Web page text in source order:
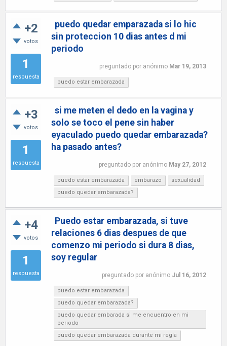
+2
votos
1
respuesta
puedo quedar emparazada si lo hic
sin proteccion 10 dias antes d mi
periodo
preguntado por anónimo Mar 19, 2013
puedo estar embarazada
+3
votos
1
respuesta
si me meten el dedo en la vagina y
solo se toco el pene sin haber
eyaculado puedo quedar embarazada?
ha pasado antes?
preguntado por anónimo May 27, 2012
puedo estar embarazada embarazo
sexualidad
puedo quedar embarazada?
+4
votos
1
respuesta
Puedo estar embarazada, si tuve
relaciones 6 dias despues de que
comenzo mi periodo si dura 8 dias,
soy regular
preguntado por anónimo Jul 16, 2012
puedo estar embarazada
puedo quedar embarazada?
puedo quedar embarada si me encuentro en mi
periodo
puedo quedar embarazada durante mi regla